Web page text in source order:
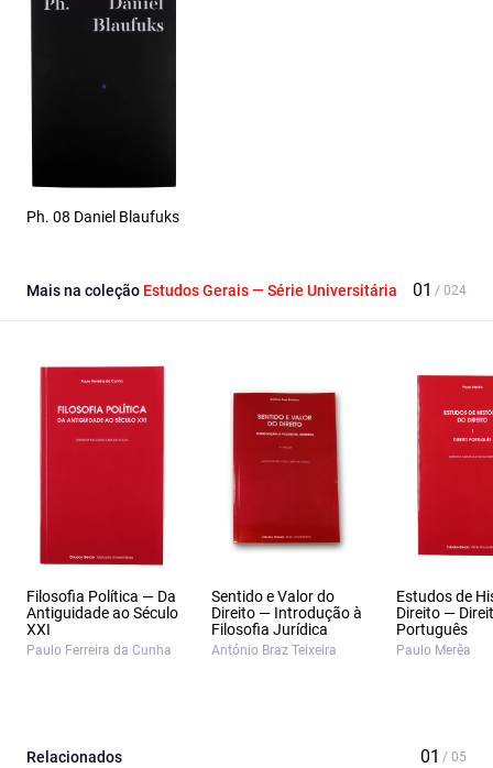
Ph. 08 Daniel Blaufuks
Mais na coleção Estudos Gerais — Série Universitária
Filosofia Política — Da
Antiguidade ao Século
XXI
Paulo Ferreira da Cunha
Sentido e Valor do
Direito — Introdução à
Filosofia Jurídica
António Braz Teixeira
Estudos de
Direito —
Português
Paulo Merêa
Relacionados